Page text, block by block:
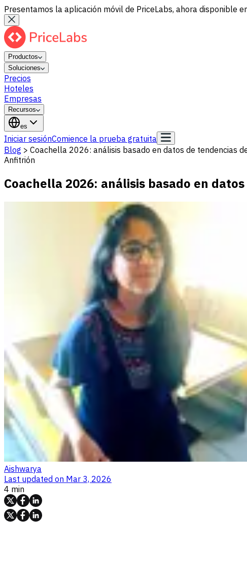
Presentamos la aplicación móvil de PriceLabs, ahora disponible
Productos
Soluciones
Precios
Hoteles
Empresas
Recursos
es
Iniciar sesiónComience la prueba gratuita
Blog > Coachella 2026: análisis basado en datos de tendencias
Anfitrión
Coachella 2026: análisis basado en
Aishwarya
Last updated on Mar 3, 2026
4 min